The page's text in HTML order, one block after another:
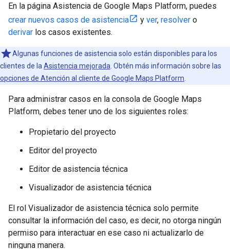
En la página Asistencia de Google Maps Platform, puedes
crear nuevos casos de asistencia
y ver, resolver o
derivar los casos existentes.
Algunas funciones de asistencia solo están disponibles para los
clientes de la Asistencia mejorada . Obtén más información sobre las
opciones de Atención al cliente de Google Maps Platform
Para administrar casos en la consola de Google Maps
Platform, debes tener uno de los siguientes roles:
Propietario del proyecto
Editor del proyecto
Editor de asistencia técnica
Visualizador de asistencia técnica
El rol Visualizador de asistencia técnica solo permite
consultar la información del caso, es decir, no otorga ningún
permiso para interactuar en ese caso ni actualizarlo de
ninguna manera.